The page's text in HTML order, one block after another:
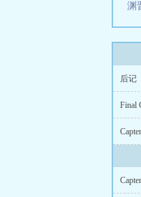
渊
后记
Final